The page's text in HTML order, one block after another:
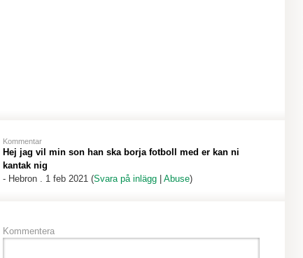
Kommentar
Hej jag vil min son han ska borja fotboll med er kan ni
kantak nig
- Hebron . 1 feb 2021 (Svara på inlägg Abuse)
Kommentera